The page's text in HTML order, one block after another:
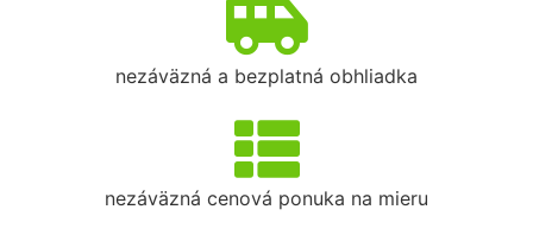
nezáväzná a bezplatná obhliadka
nezáväzná cenová ponuka na mieru